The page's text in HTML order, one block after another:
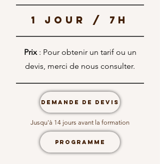
1 jour / 7h
Prix: Pour obtenir un tarif ou un
devis, merci de nous consulter.
DEMANDE DE DEVIS
Jusqu'à 14 jours avant la formation
PROGRAMME